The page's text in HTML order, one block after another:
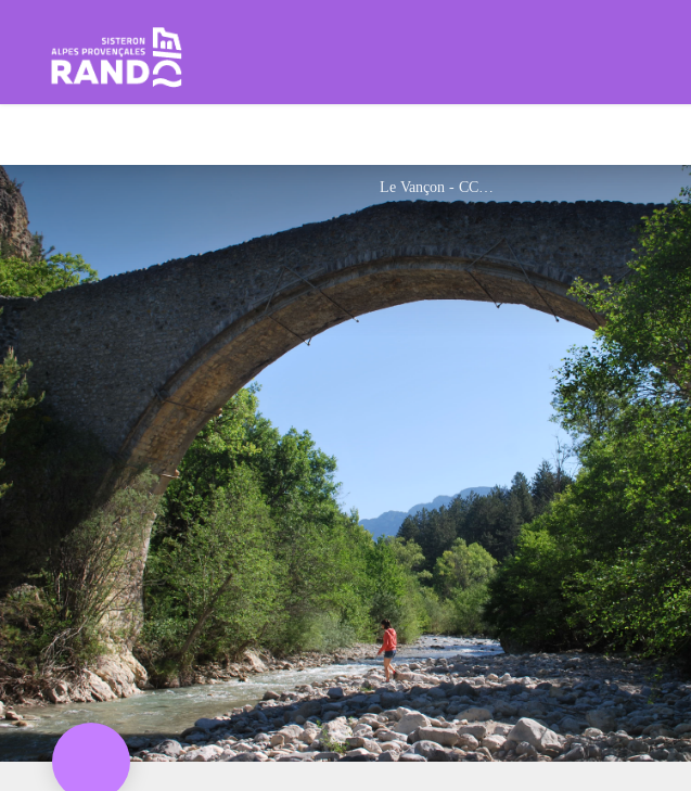
Rando Sisteron Buëch Baronnies Provençales
Le Vançon - CCSB